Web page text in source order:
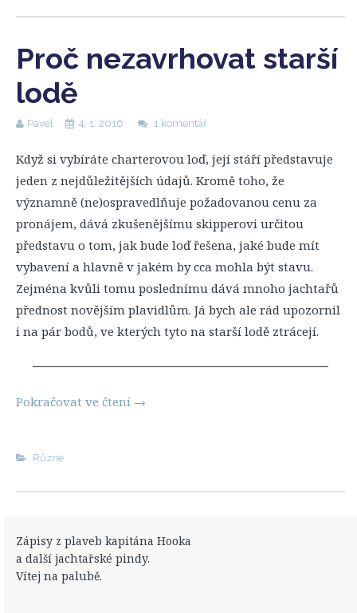
Proč nezavrhovat starší
lodě
Pavel 4. 1. 2016 1 komentář
Když si vybíráte charterovou loď, její stáří představuje
jeden z nejdůležitějších údajů. Kromě toho, že
významně (ne)ospravedlňuje požadovanou cenu za
pronájem, dává zkušenějšímu skipperovi určitou
představu o tom, jak bude loď řešena, jaké bude mít
vybavení a hlavně v jakém by cca mohla být stavu.
Zejména kvůli tomu poslednímu dává mnoho jachtařů
přednost novějším plavidlům. Já bych ale rád upozornil
i na pár bodů, ve kterých tyto na starší lodě ztrácejí.
Pokračovat ve čtení →
Různé
Zápisy z plaveb kapitána Hooka
a další jachtařské pindy.
Vítej na palubě.